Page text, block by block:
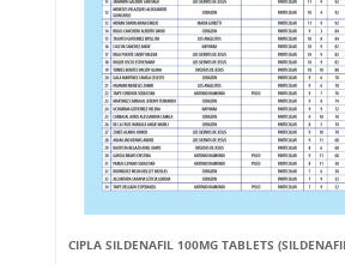
CIPLA SILDENAFIL 100MG TABLETS